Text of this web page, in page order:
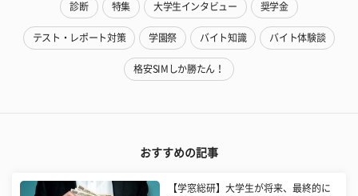
診断 特集 大学生インタビュー 奨学金
テスト・レポート対策 学園祭 バイト知識 バイト体験談
格安SIMしか勝たん！
おすすめの記事
【学窓総研】大学生が将来、最終的に